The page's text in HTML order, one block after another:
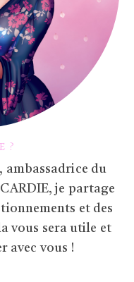
?
ambassadrice du
je partage
et des
vous sera utile et
avec vous !